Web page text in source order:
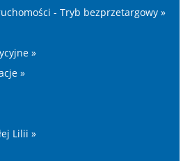
- Tryb bezprzetargowy »
»
»
Lilii »